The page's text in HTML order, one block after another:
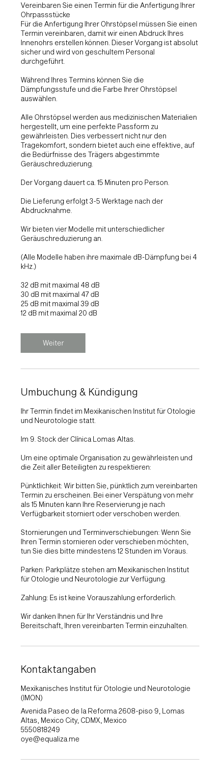
Vereinbaren Sie einen Termin für die Anfertigung Ihrer
Ohrpassstücke
Für die Anfertigung Ihrer Ohrstöpsel müssen Sie einen
Termin vereinbaren, damit wir einen Abdruck Ihres
Innenohrs erstellen können. Dieser Vorgang ist absolut
sicher und wird von geschultem Personal
durchgeführt.
Während Ihres Termins können Sie die
Dämpfungsstufe und die Farbe Ihrer Ohrstöpsel
auswählen.
Alle Ohrstöpsel werden aus medizinischen Materialien
hergestellt, um eine perfekte Passform zu
gewährleisten. Dies verbessert nicht nur den
Tragekomfort, sondern bietet auch eine effektive, auf
die Bedürfnisse des Trägers abgestimmte
Geräuschreduzierung.
Der Vorgang dauert ca. 15 Minuten pro Person.
Die Lieferung erfolgt 3-5 Werktage nach der
Abdrucknahme.
Wir bieten vier Modelle mit unterschiedlicher
Geräuschreduzierung an.
(Alle Modelle haben ihre maximale dB-Dämpfung bei 4
kHz.)
32 dB mit maximal 48 dB
30 dB mit maximal 47 dB
25 dB mit maximal 39 dB
12 dB mit maximal 20 dB
Weiter
Umbuchung & Kündigung
Ihr Termin findet im Mexikanischen Institut für Otologie
und Neurotologie statt.
Im 9. Stock der Clínica Lomas Altas.
Um eine optimale Organisation zu gewährleisten und
die Zeit aller Beteiligten zu respektieren:
Pünktlichkeit: Wir bitten Sie, pünktlich zum vereinbarten
Termin zu erscheinen. Bei einer Verspätung von mehr
als 15 Minuten kann Ihre Reservierung je nach
Verfügbarkeit storniert oder verschoben werden.
Stornierungen und Terminverschiebungen: Wenn Sie
Ihren Termin stornieren oder verschieben möchten,
tun Sie dies bitte mindestens 12 Stunden im Voraus.
Parken: Parkplätze stehen am Mexikanischen Institut
für Otologie und Neurotologie zur Verfügung.
Zahlung: Es ist keine Vorauszahlung erforderlich.
Wir danken Ihnen für Ihr Verständnis und Ihre
Bereitschaft, Ihren vereinbarten Termin einzuhalten.
Kontaktangaben
Mexikanisches Institut für Otologie und Neurotologie
(IMON)
Avenida Paseo de la Reforma 2608-piso 9, Lomas
Altas, Mexico City, CDMX, Mexico
5550818249
oye@equaliza.me